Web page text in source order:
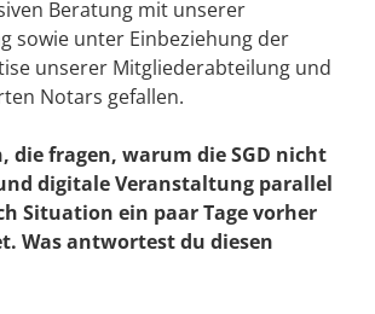
Beratung mit unserer
sowie unter Einbeziehung der
unserer Mitgliederabteilung und
Notars gefallen.
die fragen, warum die SGD nicht
digitale Veranstaltung parallel
Situation ein paar Tage vorher
Was antwortest du diesen